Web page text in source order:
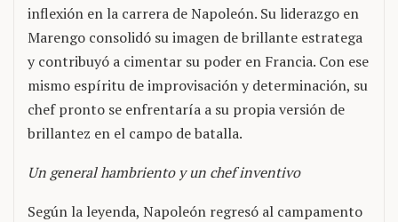
inflexión en la carrera de Napoleón. Su liderazgo en
Marengo consolidó su imagen de brillante estratega
y contribuyó a cimentar su poder en Francia. Con ese
mismo espíritu de improvisación y determinación, su
chef pronto se enfrentaría a su propia versión de
brillantez en el campo de batalla.
Un general hambriento y un chef inventivo
Según la leyenda, Napoleón regresó al campamento